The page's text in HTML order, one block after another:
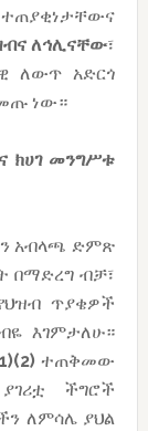
ለኅሊናቸው፣
ለውጥ አድርጎ
ነው።
ክሀገ መንግሥቱ
አብላጫ ድምጽ
በማድረግ ብቻ፣
ጥያቄዎች
እገምታለሁ።
ተጠቅመው
ችግሮች
ለምሳሌ ያህል